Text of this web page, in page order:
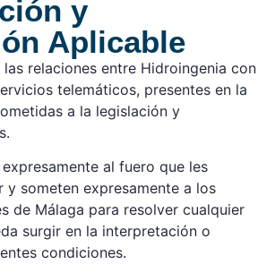
y
Aplicable
relaciones entre Hidroingenia con
telemáticos, presentes en la
a la legislación y
al fuero que les
y someten expresamente a los
de Málaga para resolver cualquier
surgir en la interpretación o
condiciones.